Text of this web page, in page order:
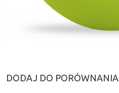
DODAJ DO PORÓWNANIA